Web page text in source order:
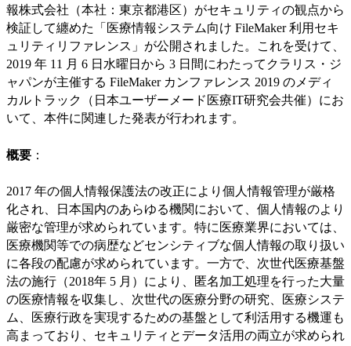
報株式会社（本社：東京都港区）がセキュリティの観点から
検証して纏めた「医療情報システム向け FileMaker 利用セキ
ュリティリファレンス」が公開されました。これを受けて、
2019 年 11 月 6 日水曜日から 3 日間にわたってクラリス・ジ
ャパンが主催する FileMaker カンファレンス 2019 のメディ
カルトラック（日本ユーザーメード医療IT研究会共催）にお
いて、本件に関連した発表が行われます。
概要 ：
2017 年の個人情報保護法の改正により個人情報管理が厳格
化され、日本国内のあらゆる機関において、個人情報のより
厳密な管理が求められています。特に医療業界においては、
医療機関等での病歴などセンシティブな個人情報の取り扱い
に各段の配慮が求められています。一方で、次世代医療基盤
法の施行（2018年 5 月）により、匿名加工処理を行った大量
の医療情報を収集し、次世代の医療分野の研究、医療システ
ム、医療行政を実現するための基盤として利活用する機運も
高まっており、セキュリティとデータ活用の両立が求められ